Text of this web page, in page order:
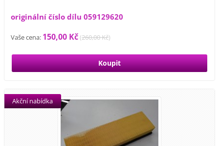
originální číslo dílu 059129620
Vaše cena: 150,00 Kč(260,00 Kč)
Akční nabídka